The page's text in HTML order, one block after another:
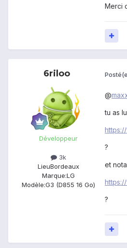
Merci
6riloo
Développeur
3k
LieuBordeaux
Marque:LG
Modèle:G3 (D855 16 Go)
@
tu as
?
et
?